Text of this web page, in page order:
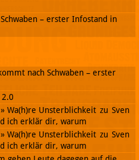
– erster Infostand in
nach Schwaben – erster
Wa(h)re Unsterblichkeit zu Sven
ich erklär dir, warum
Wa(h)re Unsterblichkeit zu Sven
ich erklär dir, warum